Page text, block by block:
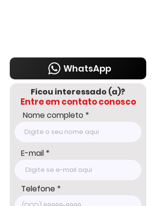
WhatsApp
Ficou interessado (a)?
Entre em contato conosco
Nome completo
E-mail
Telefone